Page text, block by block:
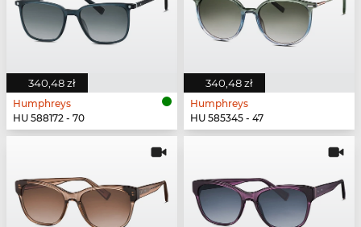
340,48 zł
Humphreys
HU 588172 - 70
340,48 zł
Humphreys
HU 585345 - 47